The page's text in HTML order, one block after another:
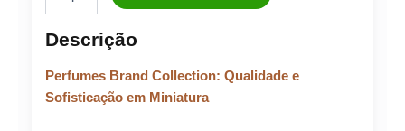
era:
é:
Masculino
Collection
N°
004
Descrição
Perfumes Brand Collection: Qualidade e
Sofisticação em Miniatura